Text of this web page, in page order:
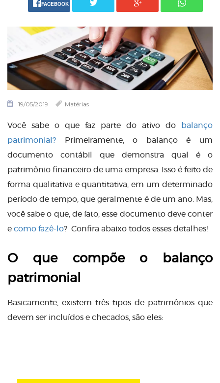
FACEBOOK
19/05/2019 Matérias
Você sabe o que faz parte do ativo do
balanço
patrimonial? Primeiramente, o balanço é um
documento contábil que demonstra qual é o
patrimônio financeiro de uma empresa. Isso é feito de
forma qualitativa e quantitativa, em um determinado
período de tempo, que geralmente é de um ano. Mas,
você sabe o que, de fato, esse documento deve conter
e como fazê-lo? Confira abaixo todos esses detalhes!
O que compõe o balanço
patrimonial
Basicamente, existem três tipos de patrimônios que
devem ser incluídos e checados, são eles: